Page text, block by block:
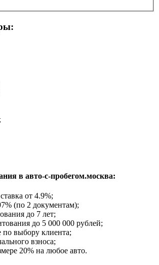
в авто-с-пробегом.москва:
от 4.9%;
(по 2 документам);
до 7 лет;
до 5 000 000 рублей;
по выбору клиента;
взноса;
20% на любое авто.